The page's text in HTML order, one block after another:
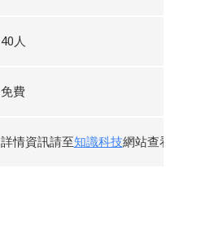
40人
免費
詳情資訊請至知識科技網站查看，或